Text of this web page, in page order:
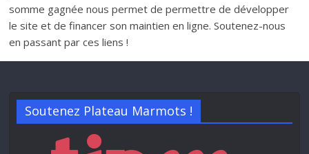
somme gagnée nous permet de permettre de développer
le site et de financer son maintien en ligne. Soutenez-nous
en passant par ces liens !
Soutenez Plateau Marmots !